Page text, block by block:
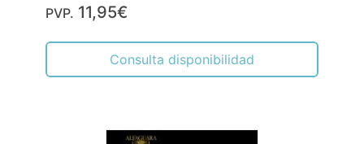
PVP. 11,95€
Consulta disponibilidad